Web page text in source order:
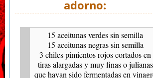
adorno:
15 aceitunas verdes sin semilla
15 aceitunas negras sin semilla
3 chiles pimientos rojos cortados en
tiras alargadas y muy finas o julianas
que hayan sido fermentadas en